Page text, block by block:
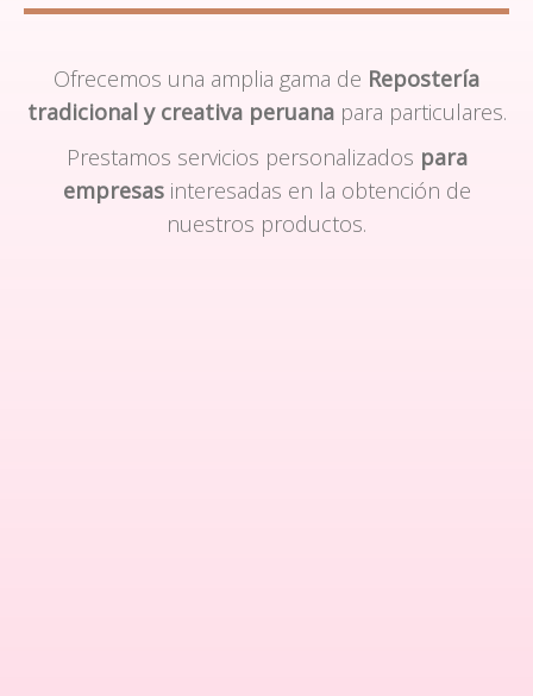
Ofrecemos una amplia gama de Repostería
tradicional y creativa peruanapara particulares.
Prestamos servicios personalizados para
empresasinteresadas en la obtención de
nuestros productos.